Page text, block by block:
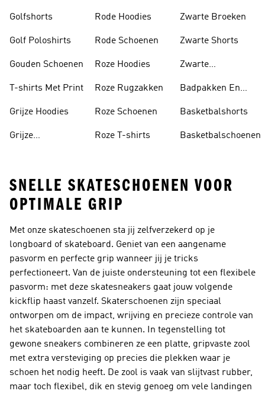
Golfshorts
Golf Poloshirts
Gouden Schoenen
T-shirts Met Print
Grijze Hoodies
Grijze
Rode Hoodies
Rode Schoenen
Roze Hoodies
Roze Rugzakken
Roze Schoenen
Roze T-shirts
Zwarte Broeken
Zwarte Shorts
Zwarte
Badpakken En
Basketbalshorts
Basketbalschoenen
SNELLE SKATESCHOENEN VOOR
OPTIMALE GRIP
Met onze skateschoenen sta jij zelfverzekerd op je
longboard of skateboard. Geniet van een aangename
pasvorm en perfecte grip wanneer jij je tricks
perfectioneert. Van de juiste ondersteuning tot een flexibele
pasvorm: met deze skatesneakers gaat jouw volgende
kickflip haast vanzelf. Skaterschoenen zijn speciaal
ontworpen om de impact, wrijving en precieze controle van
het skateboarden aan te kunnen. In tegenstelling tot
gewone sneakers combineren ze een platte, gripvaste zool
met extra versteviging op precies die plekken waar je
schoen het nodig heeft. De zool is vaak van slijtvast rubber,
maar toch flexibel, dik en stevig genoeg om vele landingen